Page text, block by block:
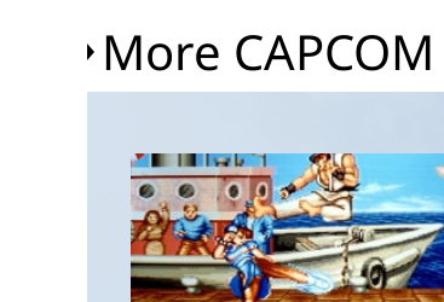
More CAPCOM